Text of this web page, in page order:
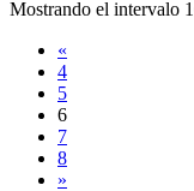
Mostrando el intervalo
«
4
5
6
7
8
»